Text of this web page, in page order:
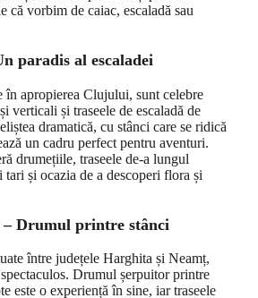
că vorbim de caiac, escaladă sau
paradis al escaladei
în apropierea Clujului, sunt celebre
verticali și traseele de escaladă de
dramatică, cu stânci care se ridică
un cadru perfect pentru aventuri.
drumețiile, traseele de-a lungul
și ocazia de a descoperi flora și
– Drumul printre stânci
între județele Harghita și Neamț,
Drumul șerpuitor printre
este o experiență în sine, iar traseele